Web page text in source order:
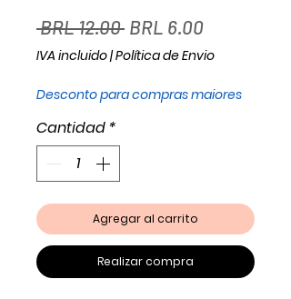
BRL 12.00 Precio
BRL 6.00Precio
de
IVA incluido|Política de Envio
Desconto para compras maiores
Cantidad *
Agregar al carrito
Realizar compra